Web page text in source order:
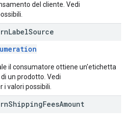
del cliente. Vedi
LabelSource
il consumatore ottiene un'etichetta
un prodotto. Vedi
i valori possibili.
ShippingFeesAmount